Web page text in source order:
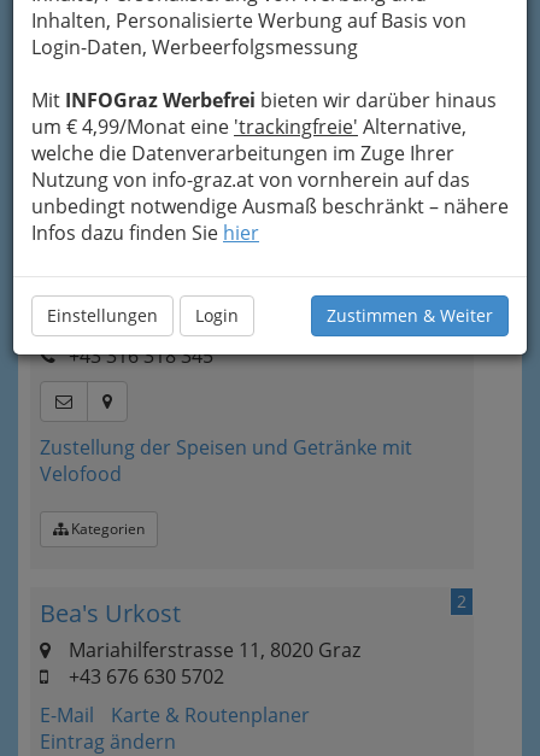
Inhalten, Personalisierte Werbung auf Basis von
Login-Daten, Werbeerfolgsmessung
Mit INFOGraz Werbefrei bieten wir darüber hinaus
um € 4,99/Monat eine 'trackingfreie' Alternative,
welche die Datenverarbeitungen im Zuge Ihrer
Nutzung von info-graz.at von vornherein auf das
unbedingt notwendige Ausmaß beschränkt – nähere
Infos dazu finden Sie hier
Einstellungen Login Zustimmen & Weiter
die Bioware kommt denbewussten Käufer
immer näher. Auch Bio-Backwaren sind zu einem
wichtigen Bestandteil in den meisten
Supermärkten geworden.
Bezirksauswahl
Alle Bezirke
Küche
Zinzendorfgasse 30, 8010 Graz
+43 316 318 345
Zustellung der Speisen und Getränke mit
Velofood
Kategorien
2
Bea's Urkost
Mariahilferstrasse 11, 8020 Graz
+43 676 630 5702
E-Mail
Karte & Routenplaner
Eintrag ändern